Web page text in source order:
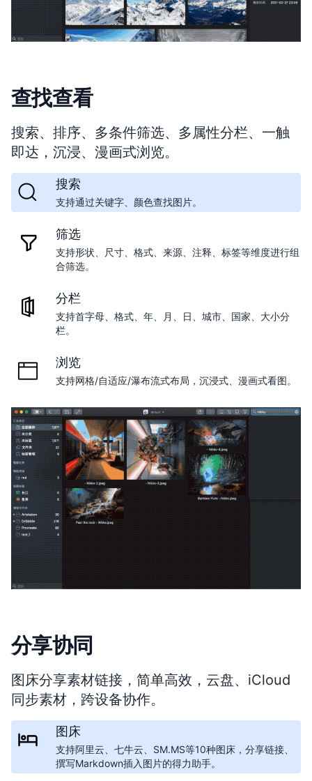
查找查看
搜索、排序、多条件筛选、多属性分栏、一触
即达，沉浸、漫画式浏览。
搜索
支持通过关键字、颜色查找图片。
筛选
支持形状、尺寸、格式、来源、注释、标签等维度进行组
合筛选。
分栏
支持首字母、格式、年、月、日、城市、国家、大小分
栏。
浏览
支持网格/自适应/瀑布流式布局，沉浸式、漫画式看图。
分享协同
图床分享素材链接，简单高效，云盘、iCloud
同步素材，跨设备协作。
图床
支持阿里云、七牛云、SM.MS等10种图床，分享链接、
撰写Markdown插入图片的得力助手。